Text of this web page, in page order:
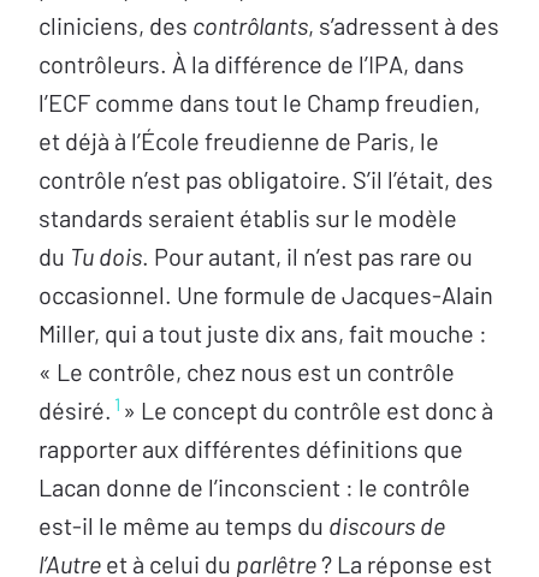
cliniciens, des contrôlants, s’adressent à des
contrôleurs. À la différence de l’IPA, dans
l’ECF comme dans tout le Champ freudien,
et déjà à l’École freudienne de Paris, le
contrôle n’est pas obligatoire. S’il l’était, des
standards seraient établis sur le modèle
du Tu dois. Pour autant, il n’est pas rare ou
occasionnel. Une formule de Jacques-Alain
Miller, qui a tout juste dix ans, fait mouche :
« Le contrôle, chez nous est un contrôle
désiré. 1 » Le concept du contrôle est donc à
rapporter aux différentes définitions que
Lacan donne de l’inconscient : le contrôle
est-il le même au temps du discours de
l’Autre et à celui du parlêtre? La réponse est